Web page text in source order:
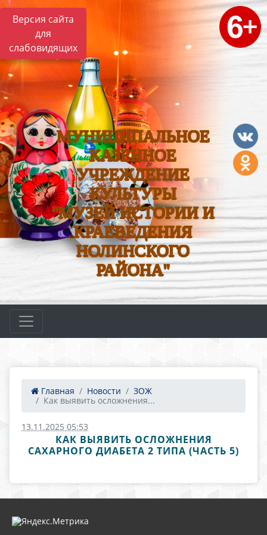
Версия сайта
для
слабовидящих
МУНИЦИПАЛЬНОЕ
КАЗЕННОЕ
УЧРЕЖДЕНИЕ
КУЛЬТУРЫ
"МУЗЕЙ ИСТОРИИ И
КРАЕВЕДЕНИЯ
НОЛИНСКОГО
РАЙОНА"
Главная Новости
ЗОЖ
Как выявить осложнения...
13.11.2025 05:53
КАК ВЫЯВИТЬ ОСЛОЖНЕНИЯ
САХАРНОГО ДИАБЕТА 2 ТИПА (ЧАСТЬ 5)